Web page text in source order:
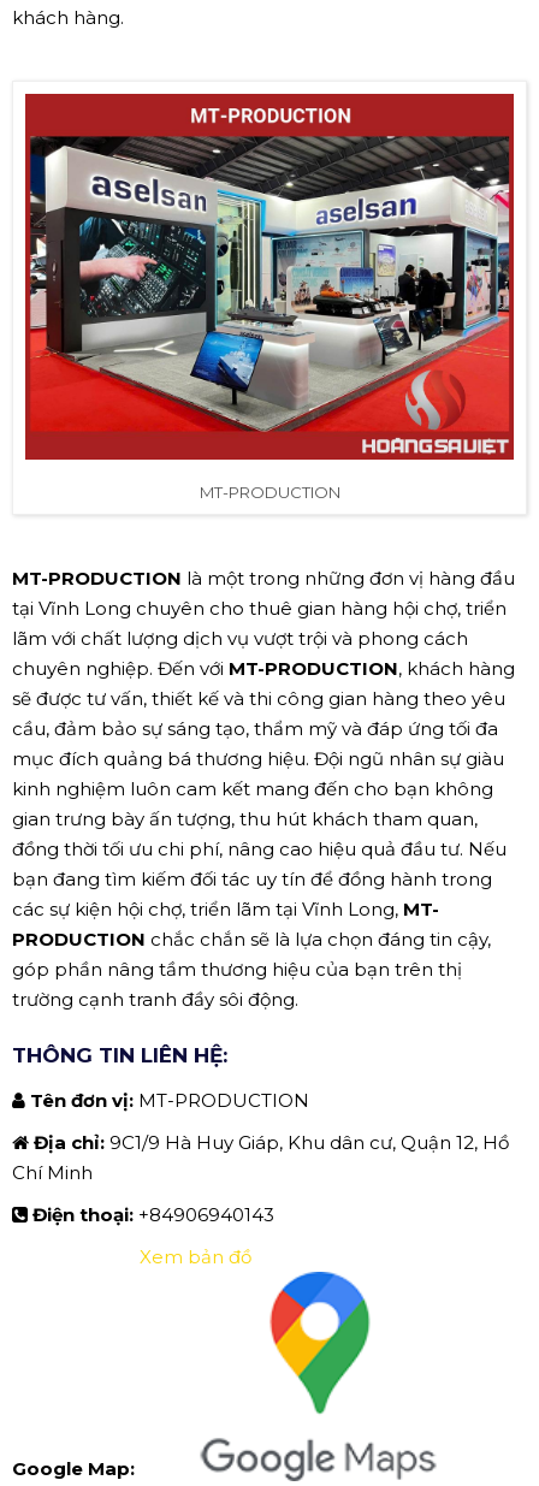
khách hàng.
MT-PRODUCTION
MT-PRODUCTION là một trong những đơn vị hàng đầu
tại Vĩnh Long chuyên cho thuê gian hàng hội chợ, triển
lãm với chất lượng dịch vụ vượt trội và phong cách
chuyên nghiệp. Đến với MT-PRODUCTION, khách hàng
sẽ được tư vấn, thiết kế và thi công gian hàng theo yêu
cầu, đảm bảo sự sáng tạo, thẩm mỹ và đáp ứng tối đa
mục đích quảng bá thương hiệu. Đội ngũ nhân sự giàu
kinh nghiệm luôn cam kết mang đến cho bạn không
gian trưng bày ấn tượng, thu hút khách tham quan,
đồng thời tối ưu chi phí, nâng cao hiệu quả đầu tư. Nếu
bạn đang tìm kiếm đối tác uy tín để đồng hành trong
các sự kiện hội chợ, triển lãm tại Vĩnh Long, MT-
PRODUCTION chắc chắn sẽ là lựa chọn đáng tin cậy,
góp phần nâng tầm thương hiệu của bạn trên thị
trường cạnh tranh đầy sôi động.
THÔNG TIN LIÊN HỆ:
Tên đơn vị: MT-PRODUCTION
Địa chỉ: 9C1/9 Hà Huy Giáp, Khu dân cư, Quận 12, Hồ
Chí Minh
Điện thoại: +84906940143
Google Map:
Xem bản đồ